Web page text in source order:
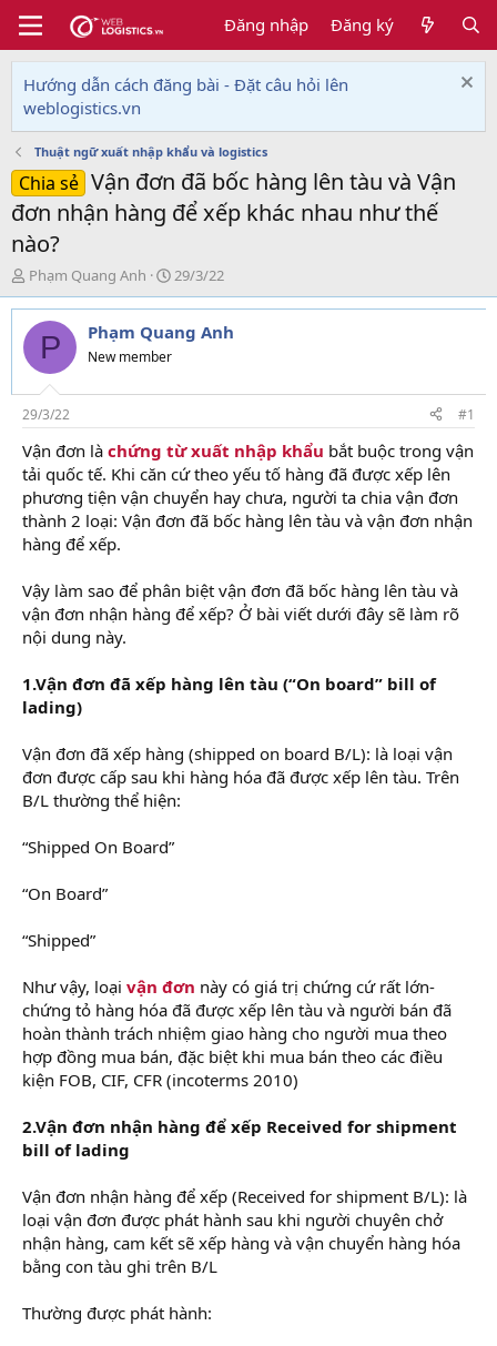
Đăng nhập Đăng ký
Hướng dẫn cách đăng bài - Đặt câu hỏi lên
weblogistics.vn
Thuật ngữ xuất nhập khẩu và logistics
Chia sẻ Vận đơn đã bốc hàng lên tàu và Vận
đơn nhận hàng để xếp khác nhau như thế
nào?
T
h
r
e
d
s
t
a
r
t
e
r
Phạm Quang Anh
N
g
à
y
i
29/3/22
P Phạm Quang Anh
New member
29/3/22 #1
Vận đơn là chứng từ xuất nhập khẩu bắt buộc trong vận
tải quốc tế. Khi căn cứ theo yếu tố hàng đã được xếp lên
phương tiện vận chuyển hay chưa, người ta chia vận đơn
thành 2 loại: Vận đơn đã bốc hàng lên tàu và vận đơn nhận
hàng để xếp.
Vậy làm sao để phân biệt vận đơn đã bốc hàng lên tàu và
vận đơn nhận hàng để xếp? Ở bài viết dưới đây sẽ làm rõ
nội dung này.
1.Vận đơn đã xếp hàng lên tàu (“On board” bill of
lading)
Vận đơn đã xếp hàng (shipped on board B/L): là loại vận
đơn được cấp sau khi hàng hóa đã được xếp lên tàu. Trên
B/L thường thể hiện:
“Shipped On Board”
“On Board”
“Shipped”
Như vậy, loại vận đơn này có giá trị chứng cứ rất lớn-
chứng tỏ hàng hóa đã được xếp lên tàu và người bán đã
hoàn thành trách nhiệm giao hàng cho người mua theo
hợp đồng mua bán, đặc biệt khi mua bán theo các điều
kiện FOB, CIF, CFR (incoterms 2010)
2.Vận đơn nhận hàng để xếp Received for shipment
bill of lading
Vận đơn nhận hàng để xếp (Received for shipment B/L): là
loại vận đơn được phát hành sau khi người chuyên chở
nhận hàng, cam kết sẽ xếp hàng và vận chuyển hàng hóa
bằng con tàu ghi trên B/L
Thường được phát hành: